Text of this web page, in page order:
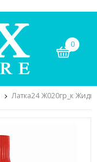
0
Латка24 Ж020гр_к